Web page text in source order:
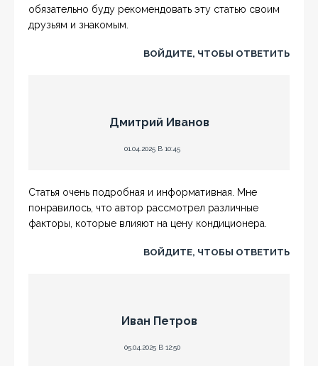
обязательно буду рекомендовать эту статью своим
друзьям и знакомым.
ВОЙДИТЕ, ЧТОБЫ ОТВЕТИТЬ
Дмитрий Иванов
01.04.2025 В 10:45
Статья очень подробная и информативная. Мне
понравилось, что автор рассмотрел различные
факторы, которые влияют на цену кондиционера.
ВОЙДИТЕ, ЧТОБЫ ОТВЕТИТЬ
Иван Петров
05.04.2025 В 12:50